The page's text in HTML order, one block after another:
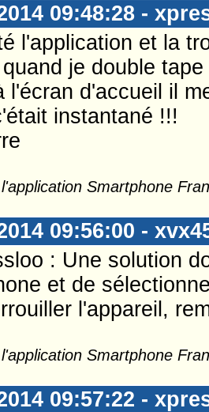
09:48:28 -
l'application et la
je double
l'écran d'accueil il
instantané !!!
Smartphone
09:56:00 -
: Une solution
et de
l'appareil,
Smartphone
09:57:22 -